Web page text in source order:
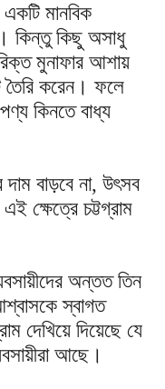
মানবিক
কিন্তু কিছু অসাধু
মুনাফার আশায়
করেন। ফলে
কিনতে বাধ্য
বাড়বে না, উৎসব
ক্ষেত্রে চট্টগ্রাম
অন্তত তিন
স্বাগত
দেখিয়ে দিয়েছে যে
আছে।